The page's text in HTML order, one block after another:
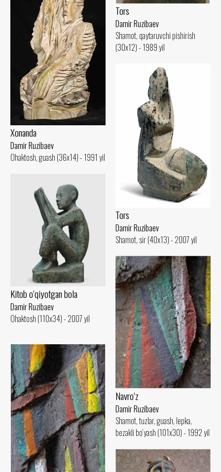
Tors
Damir Ruzibaev
Shamot, qaytaruvchi pishirish
(30x12) - 1989 yil
Xonanda
Damir Ruzibaev
Ohaktosh, guash (36x14) - 1991 yil
Tors
Damir Ruzibaev
Shamot, sir (40x13) - 2007 yil
Kitob o‘qiyotgan bola
Damir Ruzibaev
Ohaktosh (110x34) - 2007 yil
Navro‘z
Damir Ruzibaev
Shamot, tuzlar, guash, lepka,
bezakli bo‘yash (101x30) - 1992 yil